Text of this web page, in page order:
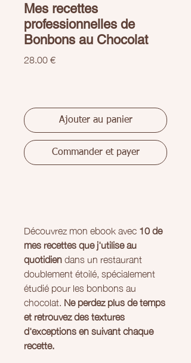
Mes recettes
professionnelles de
Bonbons au Chocolat
28.00 €Prix
Ajouter au panier
Commander et payer
Découvrez mon ebook avec10 de
mes recettes que j'utilise au
quotidiendans un restaurant
doublement étoilé, spécialement
étudié pour les bonbons au
chocolat. Ne perdez plus de temps
et retrouvez des textures
d'exceptions en suivant chaque
recette.